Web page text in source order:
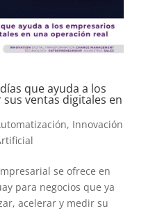
que ayuda a los
ventas digitales en
, Innovación
se ofrece en
para negocios que ya
acelerar y medir su